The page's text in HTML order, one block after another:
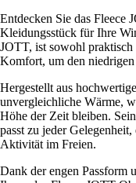
Entdecken Sie das Fleece
Kleidungsstück für Ihre
JOTT, ist sowohl praktisch
Komfort, um den
Hergestellt aus
unvergleichliche Wärme,
Höhe der Zeit bleiben.
passt zu jeder
Aktivität im Freien.
Dank der engen Passform